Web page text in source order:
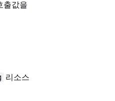
출값을
리소스